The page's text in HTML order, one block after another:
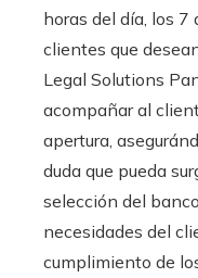
horas del día, los 7
clientes que
Legal Solutions
acompañar al
apertura,
duda que pueda
selección del
necesidades del
cumplimiento de